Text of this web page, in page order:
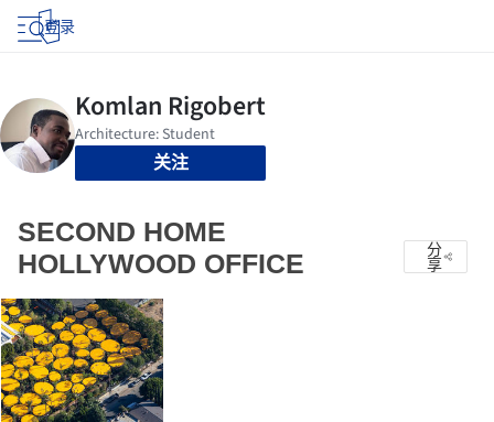
登录
关注
SECOND HOME
HOLLYWOOD OFFICE
分
享